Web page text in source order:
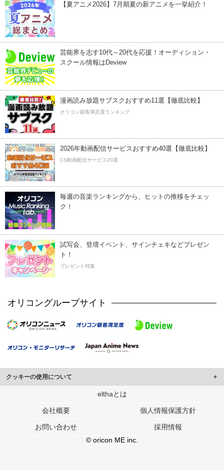
【夏アニメ2026】7月期夏の新アニメを一挙紹介！
芸能界を志す10代～20代を応援！オーディション・
スクール情報はDeview
漫画読み放題サブスクおすすめ11選【徹底比較】
オリコン顧客満足度ランキング
2026年動画配信サービスおすすめ40選【徹底比較】
CS動画配信サービス20選
毎週の音楽ランキングから、ヒットの推移をチェッ
ク！
試写会、登壇イベント、サインチェキなどプレゼン
ト！
プレゼント特集
オリコングループサイト
クッキーの使用について
このサイトでは Cookie を使用して、ユーザーに合わせたコンテンツや広告の
行っています。
メディアや広告配信、データ解析の各パートナーに提供しています。
各パートナーは、この情報とユーザーが各パートナーに提供した他の情報や、
ユーザーが各パートナーのサービスを使用したときに収集した他の情報を組み
elthaとは
会社概要 個人情報保護方針
お問い合わせ
採用情報
© oricon ME inc.